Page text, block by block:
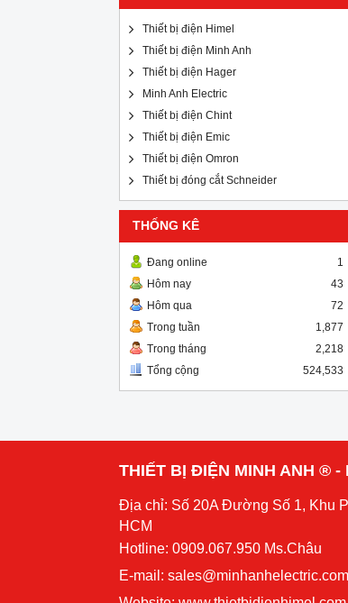
Thiết bị điện Himel
Thiết bị điện Minh Anh
Thiết bị điện Hager
Minh Anh Electric
Thiết bị điện Chint
Thiết bị điện Emic
Thiết bị điện Omron
Thiết bị đóng cắt Schneider
THỐNG KÊ
Đang online
1
Hôm nay
43
Hôm qua
72
Trong tuần
1,877
Trong tháng
2,218
Tổng cộng
524,533
THIẾT BỊ ĐIỆN MINH ANH ® -
Địa chỉ: Số 20A Đường Số 1, Khu
HCM
Hotline: 0909.067.950 Ms.Châu
E-mail: sales@minhanhelectric.com